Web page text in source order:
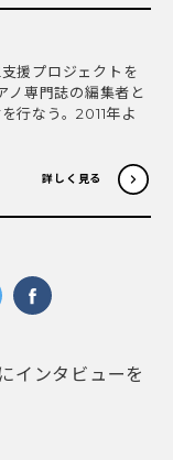
援プロジェクトを
専門誌の編集者と
行なう。2011年よ
詳しく見る
インタビューを